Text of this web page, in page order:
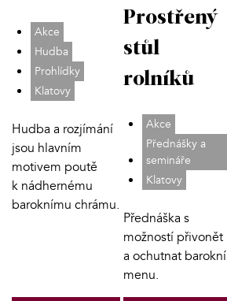
Akce
Hudba
Prohlídky
Klatovy
Hudba a rozjímání
jsou hlavním
motivem poutě
k nádhernému
baroknímu chrámu.
Prostřený
stůl
rolníků
Akce
Přednášky a
semináře
Klatovy
Přednáška s
možností přivonět
a ochutnat barokní
menu.